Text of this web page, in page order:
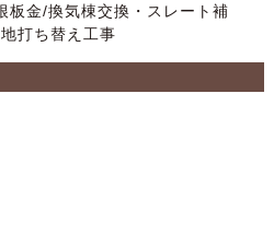
金/換気棟交換・スレート補
打ち替え工事